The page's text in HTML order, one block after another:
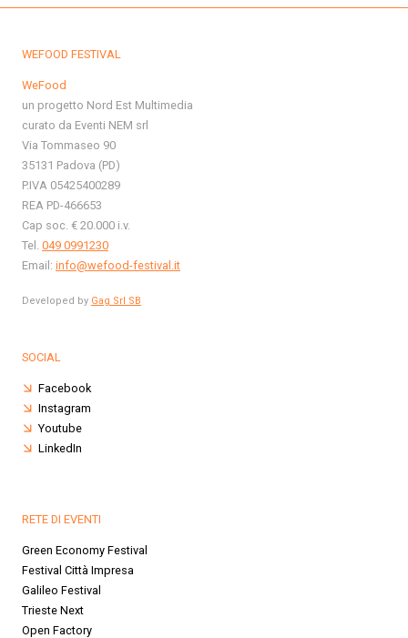
WEFOOD FESTIVAL
WeFood
un progetto Nord Est Multimedia
curato da Eventi NEM srl
Via Tommaseo 90
35131 Padova (PD)
P.IVA 05425400289
REA PD-466653
Cap soc. € 20.000 i.v.
Tel. 049 0991230
Email: info@wefood-festival.it
Developed by Gag Srl SB
SOCIAL
Facebook
Instagram
Youtube
LinkedIn
RETE DI EVENTI
Green Economy Festival
Festival Città Impresa
Galileo Festival
Trieste Next
Open Factory